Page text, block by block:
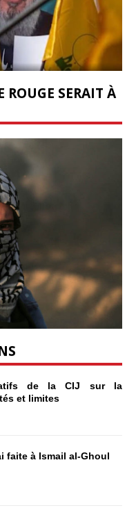
ROUGE SERAIT À
de la CIJ sur la
et limites
faite à Ismail al-Ghoul